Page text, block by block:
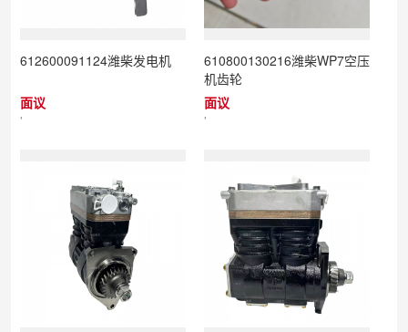
612600091124潍柴发电机
面议
'
610800130216潍柴WP7空压
机齿轮
面议
'